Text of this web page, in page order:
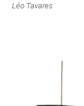
Léo Tavares